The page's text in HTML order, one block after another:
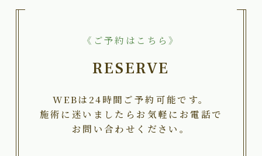
《ご予約はこちら》
RESERVE
WEBは24時間ご予約可能です。
施術に迷いましたらお気軽にお電話で
お問い合わせください。